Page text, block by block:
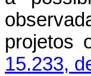
projetos
15.233,